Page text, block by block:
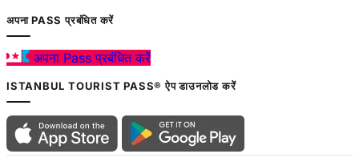
अपना PASS प्रबंधित करें
अपना Pass प्रबंधित करें
ISTANBUL TOURIST PASS® ऐप डाउनलोड करें